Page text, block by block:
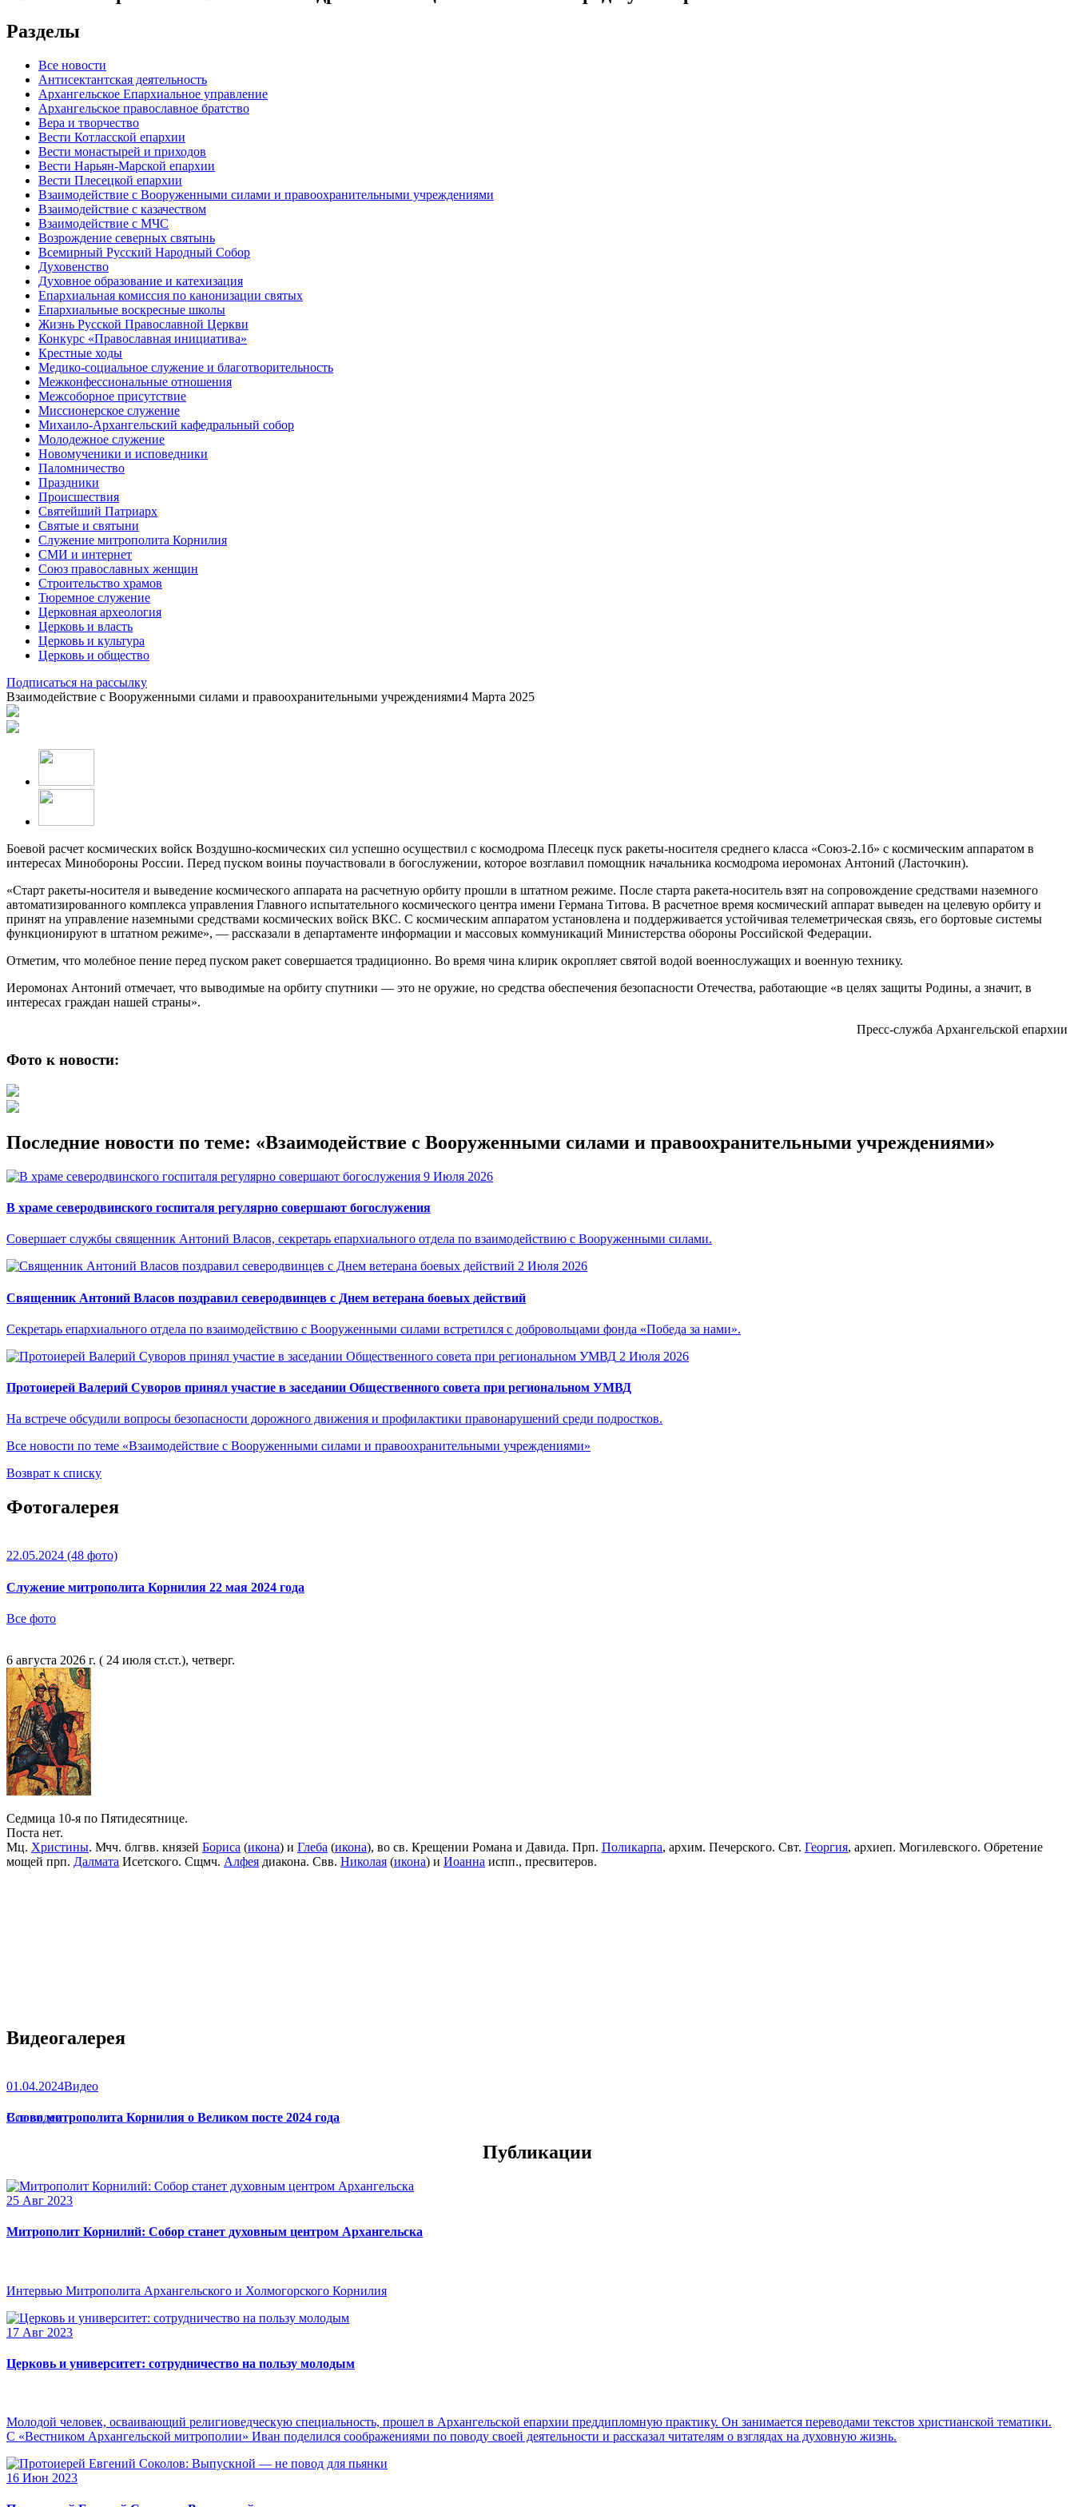
Разделы
Все новости
Антисектантская деятельность
Архангельское Епархиальное управление
Архангельское православное братство
Вера и творчество
Вести Котласской епархии
Вести монастырей и приходов
Вести Нарьян-Марской епархии
Вести Плесецкой епархии
Взаимодействие с Вооруженными силами и правоохранительными учреждениями
Взаимодействие с казачеством
Взаимодействие с МЧС
Возрождение северных святынь
Всемирный Русский Народный Собор
Духовенство
Духовное образование и катехизация
Епархиальная комиссия по канонизации святых
Епархиальные воскресные школы
Жизнь Русской Православной Церкви
Конкурс «Православная инициатива»
Крестные ходы
Медико-социальное служение и благотворительность
Межконфессиональные отношения
Межсоборное присутствие
Миссионерское служение
Михаило-Архангельский кафедральный собор
Молодежное служение
Новомученики и исповедники
Паломничество
Праздники
Происшествия
Святейший Патриарх
Святые и святыни
Служение митрополита Корнилия
СМИ и интернет
Союз православных женщин
Строительство храмов
Тюремное служение
Церковная археология
Церковь и власть
Церковь и культура
Церковь и общество
Подписаться на рассылку
Взаимодействие с Вооруженными силами и правоохранительными учреждениями4 Марта 2025
Боевой расчет космических войск Воздушно-космических сил успешно осуществил с космодрома Плесецк пуск ракеты-носителя среднего класса «Союз-2.1б» с космическим аппаратом в
интересах Минобороны России. Перед пуском воины поучаствовали в богослужении, которое возглавил помощник начальника космодрома иеромонах Антоний (Ласточкин).
«Старт ракеты-носителя и выведение космического аппарата на расчетную орбиту прошли в штатном режиме. После старта ракета-носитель взят на сопровождение средствами наземного
автоматизированного комплекса управления Главного испытательного космического центра имени Германа Титова. В расчетное время космический аппарат выведен на целевую орбиту и
принят на управление наземными средствами космических войск ВКС. С космическим аппаратом установлена и поддерживается устойчивая телеметрическая связь, его бортовые системы
функционируют в штатном режиме», — рассказали в департаменте информации и массовых коммуникаций Министерства обороны Российской Федерации.
Отметим, что молебное пение перед пуском ракет совершается традиционно. Во время чина клирик окропляет святой водой военнослужащих и военную технику.
Иеромонах Антоний отмечает, что выводимые на орбиту спутники — это не оружие, но средства обеспечения безопасности Отечества, работающие «в целях защиты Родины, а значит, в
интересах граждан нашей страны».
Пресс-служба Архангельской епархии
Фото к новости:
Последние новости по теме: «Взаимодействие с Вооруженными силами и правоохранительными учреждениями»
9 Июля 2026
В храме северодвинского госпиталя регулярно совершают богослужения
Совершает службы священник Антоний Власов, секретарь епархиального отдела по взаимодействию с Вооруженными силами.
2 Июля 2026
Священник Антоний Власов поздравил северодвинцев с Днем ветерана боевых действий
Секретарь епархиального отдела по взаимодействию с Вооруженными силами встретился с добровольцами фонда «Победа за нами».
2 Июля 2026
Протоиерей Валерий Суворов принял участие в заседании Общественного совета при региональном УМВД
На встрече обсудили вопросы безопасности дорожного движения и профилактики правонарушений среди подростков.
Все новости по теме «Взаимодействие с Вооруженными силами и правоохранительными учреждениями»
Возврат к списку
Фотогалерея
22.05.2024 (48 фото)
Служение митрополита Корнилия 22 мая 2024 года
Все фото
6 августа 2026 г. ( 24 июля ст.ст.), четверг.
Седмица 10-я по Пятидесятнице.
Поста нет.
Мц. Христины. Мчч. блгвв. князей Бориса (икона) и Глеба (икона), во св. Крещении Романа и Давида. Прп. Поликарпа, архим. Печерского. Свт. Георгия, архиеп. Могилевского. Обретение
мощей прп. Далмата Исетского. Сщмч. Алфея диакона. Свв. Николая (икона) и Иоанна испп., пресвитеров.
Видеогалерея
01.04.2024Видео
Слово митрополита Корнилия о Великом посте 2024 года
Все видео
Публикации
25 Авг 2023
Митрополит Корнилий: Собор станет духовным центром Архангельска
Интервью Митрополита Архангельского и Холмогорского Корнилия
17 Авг 2023
Церковь и университет: сотрудничество на пользу молодым
Молодой человек, осваивающий религиоведческую специальность, прошел в Архангельской епархии преддипломную практику. Он занимается переводами текстов христианской тематики.
С «Вестником Архангельской митрополии» Иван поделился соображениями по поводу своей деятельности и рассказал читателям о взглядах на духовную жизнь.
16 Июн 2023